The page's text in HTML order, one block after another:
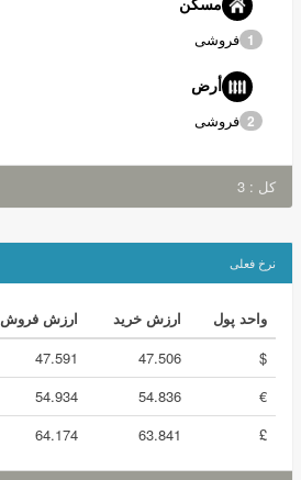
فروشی 1
أرض
فروشی 2
کل : 3
نرخ فعلی‌
واحد پول ارزش خرید
ارزش فروش
$
47.506
47.591
€
54.836
54.934
£
63.841
64.174